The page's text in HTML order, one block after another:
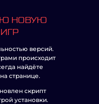
НОВУЮ
версий.
происходит
найдёте
странице.
скрипт
установки.